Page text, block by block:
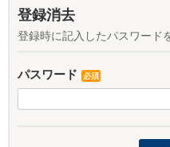
登録消去
登録時に記入したパスワード
パスワード 必須